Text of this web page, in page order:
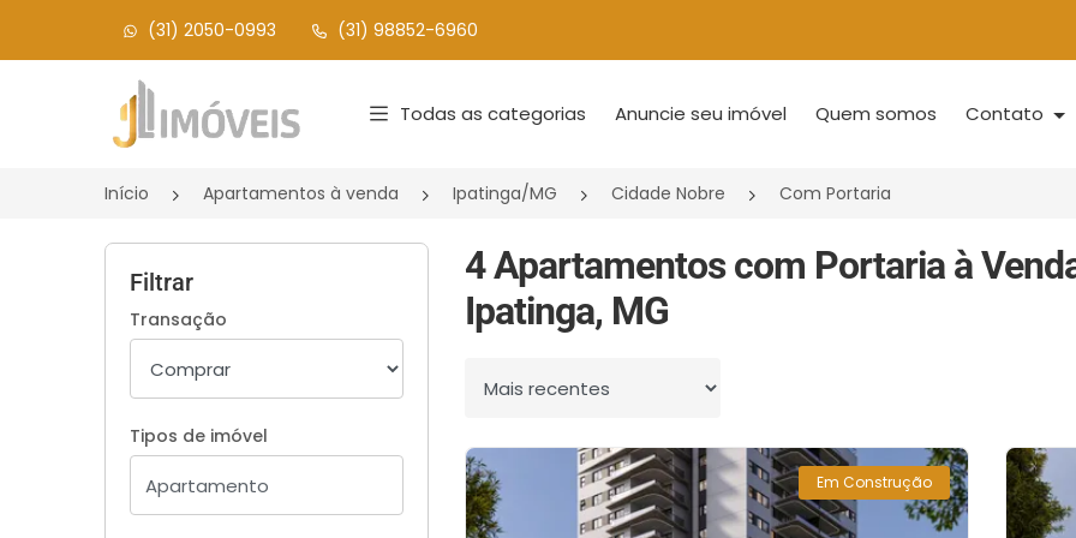
(31) 2050-0993 (31) 98852-6960
Página inicial
Todas as categorias Anuncie seu imóvel Quem somos Contato
Início Apartamentos à venda Ipatinga/MG Cidade Nobre Com Portaria
Filtrar
Transação
Tipos de imóvel
4 Apartamentos com Portaria à
Ipatinga, MG
Ordenar por
Em Construção